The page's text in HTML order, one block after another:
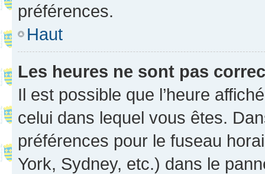
préférences.
Haut
Les heures ne sont pas
Il est possible que l’heure
celui dans lequel vous êtes.
préférences pour le fuseau
York, Sydney, etc.) dans le